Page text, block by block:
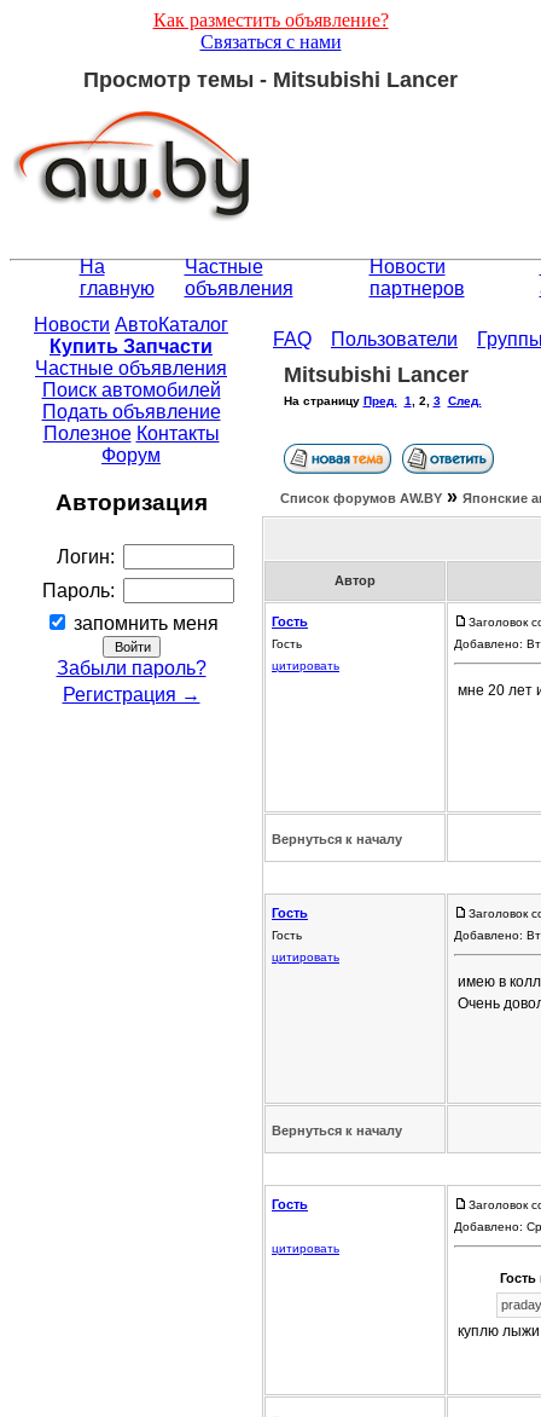
Как разместить объявление?
Связаться с нами
Просмотр темы - Mitsubishi Lancer
На
главную
Частные
объявления
Новости
партнеров
Новости АвтоКаталог
Купить Запчасти
Частные объявления
Поиск автомобилей
Подать объявление
Полезное Контакты
Форум
Авторизация
Логин:
Пароль:
запомнить меня
Забыли пароль?
Регистрация →
FAQ Пользователи
Mitsubishi Lancer
На страницу Пред. 1 2 3 След.
Список форумов АW.BY » Японские
Автор
Гость
Гость
цитировать
Заголовок
Добавлено:
мне 20 лет
Вернуться к началу
Гость
Гость
цитировать
Заголовок
Добавлено:
имею в
Очень
Вернуться к началу
Гость
цитировать
Заголовок
Добавлено:
куплю лыжи